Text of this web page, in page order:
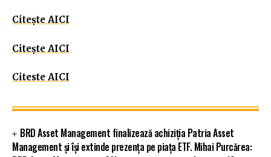
Citește AICI
Citește AICI
Citeste AICI
BRD Asset Management finalizează achiziția Patria Asset
Management și își extinde prezența pe piața ETF. Mihai Purcărea: